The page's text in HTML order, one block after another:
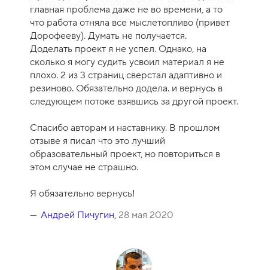
а
к
у
р
с
а
-
1
0
главная проблема даже не во времени, а то
что работа отняла все мыслетопливо (привет
Дорофееву). Думать не получается.
Доделать проект я не успел. Однако, на
сколько я могу судить усвоил материал я не
плохо. 2 из 3 страниц сверстал адаптивно и
резиново. Обязательно додела. и вернусь в
следующем потоке взявшись за другой проект.
Спасибо авторам и наставнику. В прошлом
отзыве я писал что это лучший
образовательный проект, но повториться в
этом случае не страшно.
Я обязательно вернусь!
Андрей Пичугин, 28 мая 2020